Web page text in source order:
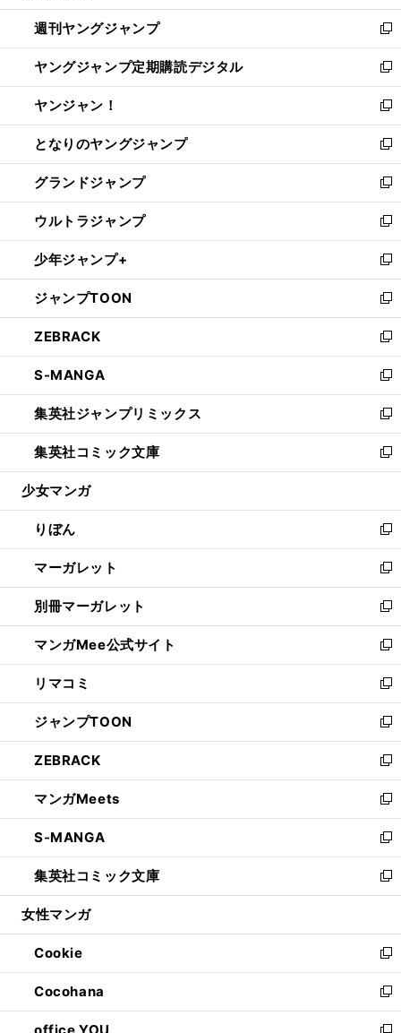
開
く
ウ
で
開
く
ン
ド
ウ
で
開
く
ウ
ィ
ン
ド
ウ
で
開
く
週刊ヤングジャンプ
新
し
い
ウ
ィ
ン
ド
ウ
で
開
く
ヤングジャンプ定期購読デジタル
新
し
い
ウ
ィ
ン
ド
ウ
で
開
く
ヤンジャン！
新
し
い
ウ
ィ
ン
ド
ウ
で
開
く
となりのヤングジャンプ
新
し
い
ウ
ィ
ン
ド
ウ
で
開
く
グランドジャンプ
新
し
い
ウ
ィ
ン
ド
ウ
で
開
く
ウルトラジャンプ
新
し
い
ウ
ィ
ン
ド
ウ
で
開
く
少年ジャンプ+
新
し
い
ウ
ィ
ン
ド
ウ
で
開
く
ジャンプTOON
新
し
い
ウ
ィ
ン
ド
ウ
で
開
ZEBRACK
新
し
い
ウ
ィ
ン
ド
ウ
開
く
S-MANGA
新
し
い
ウ
ィ
ン
ウ
で
開
く
集英社ジャンプリミックス
新
し
い
ウ
ン
ド
ウ
で
開
く
集英社コミック文庫
新
し
ウ
ィ
ン
ド
ウ
で
開
く
少女マンガ
りぼん
新
し
い
ウ
ィ
ン
ド
ウ
で
開
く
マーガレット
新
し
い
ウ
ィ
ン
ド
ウ
で
開
く
別冊マーガレット
新
し
い
ウ
ィ
ン
ド
ウ
で
開
く
マンガMee公式サイト
新
し
い
ウ
ィ
ン
ド
ウ
で
開
く
リマコミ
新
し
い
ウ
ィ
ン
ド
ウ
で
開
く
ジャンプTOON
新
し
い
ウ
ィ
ン
ド
ウ
で
開
ZEBRACK
新
し
い
ウ
ィ
ン
ド
ウ
開
く
マンガMeets
新
し
い
ウ
ィ
ン
ウ
で
開
く
S-MANGA
新
し
い
ウ
ン
ド
ウ
で
開
く
集英社コミック文庫
新
し
ウ
ィ
ン
ド
ウ
女性マンガ
Cookie
新
し
い
ウ
Cocohana
新
し